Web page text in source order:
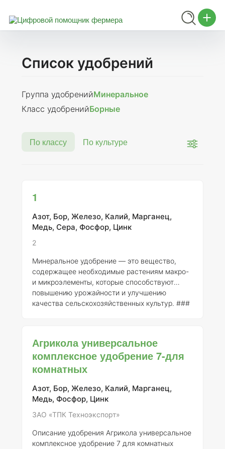
Список удобрений
Группа удобренийМинеральное
Класс удобренийБорные
По классу По культуре
1
Азот, Бор, Железо, Калий, Марганец,
Медь, Сера, Фосфор, Цинк
2
Минеральное удобрение — это вещество,
содержащее необходимые растениям макро-
и микроэлементы, которые способствуют
повышению урожайности и улучшению
качества сельскохозяйственных культур. ###
необходимо уточнить в государственных
реестрах) 3.Описание: «Кемира Универсал»
является комплексным минеральным
соотношения макроэлементов, необходимых
для большинства сельскохо
Агрикола универсальное
комплексное удобрение 7-для
комнатных
Азот, Бор, Железо, Калий, Марганец,
Медь, Фосфор, Цинк
ЗАО «ТПК Техноэкспорт»
Описание удобрения Агрикола универсальное
комплексное удобрение 7 для комнатных